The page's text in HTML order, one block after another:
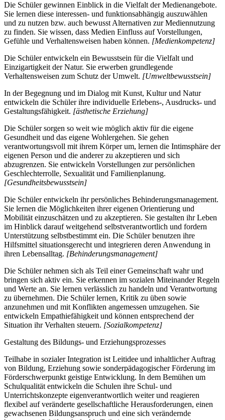
Die Schüler gewinnen Einblick in die Vielfalt der Medienangebote.
Sie lernen diese interessen- und funktionsabhängig auszuwählen
und zu nutzen bzw. auch bewusst Alternativen zur Mediennutzung
zu finden. Sie wissen, dass Medien Einfluss auf Vorstellungen,
Gefühle und Verhaltensweisen haben können. [Medienkompetenz]
Die Schüler entwickeln ein Bewusstsein für die Vielfalt und
Einzigartigkeit der Natur. Sie erwerben grundlegende
Verhaltensweisen zum Schutz der Umwelt. [Umweltbewusstsein]
In der Begegnung und im Dialog mit Kunst, Kultur und Natur
entwickeln die Schüler ihre individuelle Erlebens-, Ausdrucks- und
Gestaltungsfähigkeit. [ästhetische Erziehung]
Die Schüler sorgen so weit wie möglich aktiv für die eigene
Gesundheit und das eigene Wohlergehen. Sie gehen
verantwortungsvoll mit ihrem Körper um, lernen die Intimsphäre der
eigenen Person und die anderer zu akzeptieren und sich
abzugrenzen. Sie entwickeln Vorstellungen zur persönlichen
Geschlechterrolle, Sexualität und Familienplanung.
[Gesundheitsbewusstsein]
Die Schüler entwickeln ihr persönliches Behinderungsmanagement.
Sie lernen die Möglichkeiten ihrer eigenen Orientierung und
Mobilität einzuschätzen und zu akzeptieren. Sie gestalten ihr Leben
im Hinblick darauf weitgehend selbstverantwortlich und fordern
Unterstützung selbstbestimmt ein. Die Schüler benutzen ihre
Hilfsmittel situationsgerecht und integrieren deren Anwendung in
ihren Lebensalltag. [Behinderungsmanagement]
Die Schüler nehmen sich als Teil einer Gemeinschaft wahr und
bringen sich aktiv ein. Sie erkennen im sozialen Miteinander Regeln
und Werte an. Sie lernen verlässlich zu handeln und Verantwortung
zu übernehmen. Die Schüler lernen, Kritik zu üben sowie
anzunehmen und mit Konflikten angemessen umzugehen. Sie
entwickeln Empathiefähigkeit und können entsprechend der
Situation ihr Verhalten steuern. [Sozialkompetenz]
Gestaltung des Bildungs- und Erziehungsprozesses
Teilhabe in sozialer Integration ist Leitidee und inhaltlicher Auftrag
von Bildung, Erziehung sowie sonderpädagogischer Förderung im
Förderschwerpunkt geistige Entwicklung. In dem Bemühen um
Schulqualität entwickeln die Schulen ihre Schul- und
Unterrichtskonzepte eigenverantwortlich weiter und reagieren
flexibel auf veränderte gesellschaftliche Herausforderungen, einen
gewachsenen Bildungsanspruch und eine sich verändernde